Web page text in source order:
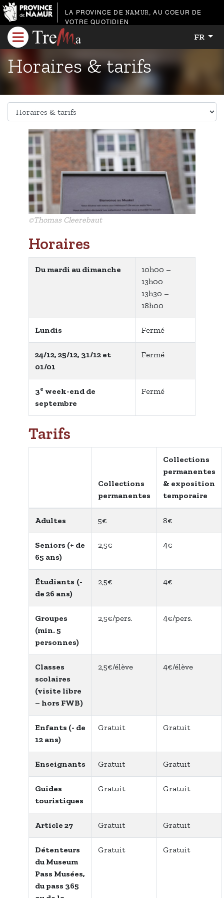
LA PROVINCE DE NAMUR, AU COEUR DE
VOTRE QUOTIDIEN
FR
Horaires & tarifs
©Thomas Cleerebaut
Horaires
Du mardi au dimanche
10h00 –
13h00
13h30 –
18h00
Lundis Fermé
24/12, 25/12, 31/12 et
01/01
Fermé
3e week-end de
septembre
Fermé
Tarifs
Collections
permanentes
Collections
permanentes
& exposition
temporaire
Adultes 5€ 8€
Seniors (+ de
65 ans)
2,5€ 4€
Étudiants (-
de 26 ans)
2,5€ 4€
Groupes
(min. 5
personnes)
2,5€/pers. 4€/pers.
Classes
scolaires
(visite libre
– hors FWB)
2,5€/élève 4€/élève
Enfants (- de
12 ans)
Gratuit Gratuit
Enseignants Gratuit Gratuit
Guides
touristiques
Gratuit Gratuit
Article 27 Gratuit Gratuit
Détenteurs
du Museum
Pass Musées,
du pass 365
Gratuit Gratuit